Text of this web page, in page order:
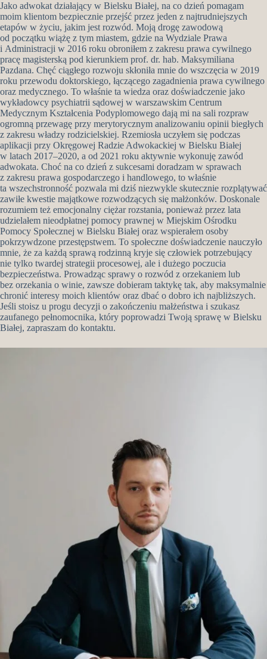
Jako adwokat działający w Bielsku Białej, na co dzień pomagam
moim klientom bezpiecznie przejść przez jeden z najtrudniejszych
etapów w życiu, jakim jest rozwód. Moją drogę zawodową
od początku wiążę z tym miastem, gdzie na Wydziale Prawa
i Administracji w 2016 roku obroniłem z zakresu prawa cywilnego
pracę magisterską pod kierunkiem prof. dr. hab. Maksymiliana
Pazdana. Chęć ciągłego rozwoju skłoniła mnie do wszczęcia w 2019
roku przewodu doktorskiego, łączącego zagadnienia prawa cywilnego
oraz medycznego. To właśnie ta wiedza oraz doświadczenie jako
wykładowcy psychiatrii sądowej w warszawskim Centrum
Medycznym Kształcenia Podyplomowego dają mi na sali rozpraw
ogromną przewagę przy merytorycznym analizowaniu opinii biegłych
z zakresu władzy rodzicielskiej. Rzemiosła uczyłem się podczas
aplikacji przy Okręgowej Radzie Adwokackiej w Bielsku Białej
w latach 2017–2020, a od 2021 roku aktywnie wykonuję zawód
adwokata. Choć na co dzień z sukcesami doradzam w sprawach
z zakresu prawa gospodarczego i handlowego, to właśnie
ta wszechstronność pozwala mi dziś niezwykle skutecznie rozplątywać
zawiłe kwestie majątkowe rozwodzących się małżonków. Doskonale
rozumiem też emocjonalny ciężar rozstania, ponieważ przez lata
udzielałem nieodpłatnej pomocy prawnej w Miejskim Ośrodku
Pomocy Społecznej w Bielsku Białej oraz wspierałem osoby
pokrzywdzone przestępstwem. To społeczne doświadczenie nauczyło
mnie, że za każdą sprawą rodzinną kryje się człowiek potrzebujący
nie tylko twardej strategii procesowej, ale i dużego poczucia
bezpieczeństwa. Prowadząc sprawy o rozwód z orzekaniem lub
bez orzekania o winie, zawsze dobieram taktykę tak, aby maksymalnie
chronić interesy moich klientów oraz dbać o dobro ich najbliższych.
Jeśli stoisz u progu decyzji o zakończeniu małżeństwa i szukasz
zaufanego pełnomocnika, który poprowadzi Twoją sprawę w Bielsku
Białej, zapraszam do kontaktu.